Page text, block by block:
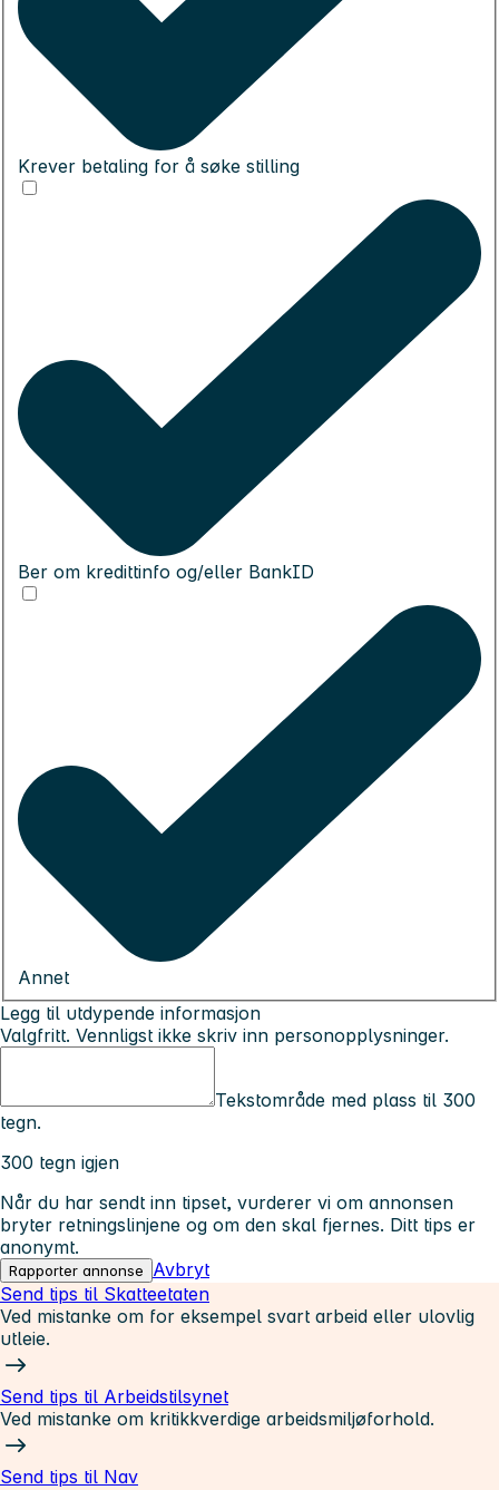
Krever betaling for å søke stilling
Ber om kredittinfo og/eller BankID
Annet
Legg til utdypende informasjon
Valgfritt. Vennligst ikke skriv inn personopplysninger.
Tekstområde med plass til 300
tegn.
300 tegn igjen
Når du har sendt inn tipset, vurderer vi om annonsen
bryter retningslinjene og om den skal fjernes. Ditt tips er
anonymt.
Rapporter annonse
Avbryt
Send tips til Skatteetaten
Ved mistanke om for eksempel svart arbeid eller ulovlig
utleie.
Send tips til Arbeidstilsynet
Ved mistanke om kritikkverdige arbeidsmiljøforhold.
Send tips til Nav